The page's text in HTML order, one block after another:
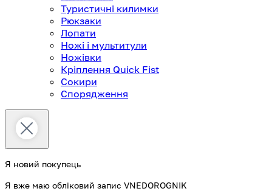
Туристичні килимки
Рюкзаки
Лопати
Ножі і мультитули
Ножівки
Кріплення Quick Fist
Сокири
Спорядження
Я новий покупець
Я вже маю обліковий запис VNEDOROGNIK